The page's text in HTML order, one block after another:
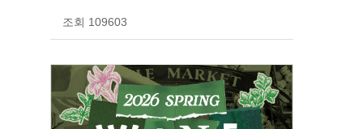
조회 109603